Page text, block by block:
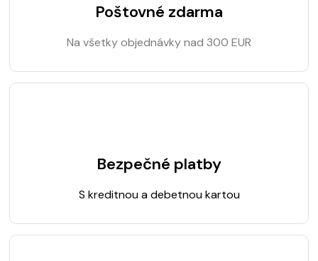
Poštovné zdarma
Na všetky objednávky nad 300 EUR
Bezpečné platby
S kreditnou a debetnou kartou